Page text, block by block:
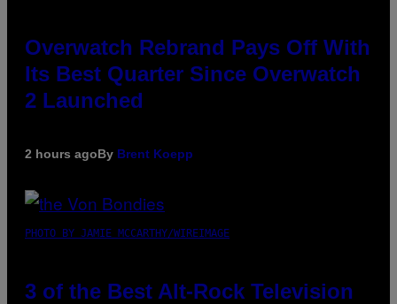
Overwatch Rebrand Pays Off With
Its Best Quarter Since Overwatch
2 Launched
2 hours agoBy Brent Koepp
PHOTO BY JAMIE MCCARTHY/WIREIMAGE
3 of the Best Alt-Rock Television